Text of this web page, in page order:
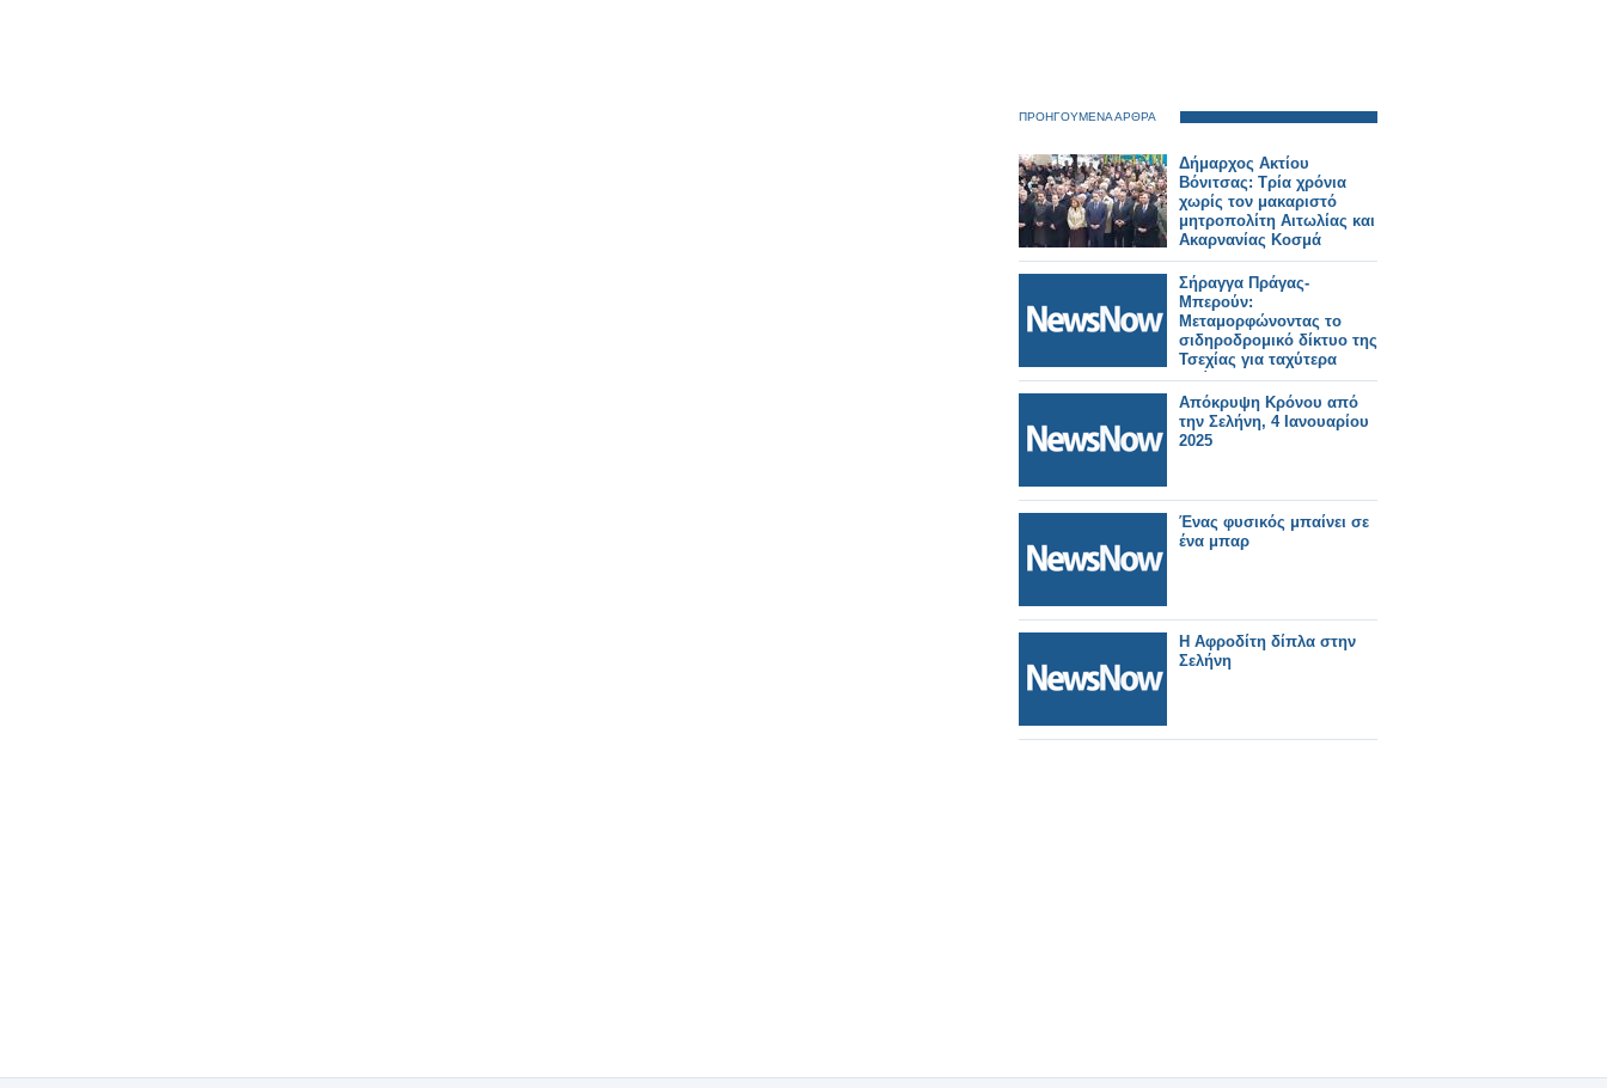
ΠΡΟΗΓΟΥΜΕΝΑ ΑΡΘΡΑ
Δήμαρχος Ακτίου
Βόνιτσας: Τρία χρόνια
χωρίς τον μακαριστό
μητροπολίτη Αιτωλίας και
Ακαρνανίας Κοσμά
Σήραγγα Πράγας-
Μπερούν:
Μεταμορφώνοντας το
σιδηροδρομικό δίκτυο της
Τσεχίας για ταχύτερα
ταξίδια
Απόκρυψη Κρόνου από
την Σελήνη, 4 Ιανουαρίου
2025
Ένας φυσικός μπαίνει σε
ένα μπαρ
Η Αφροδίτη δίπλα στην
Σελήνη